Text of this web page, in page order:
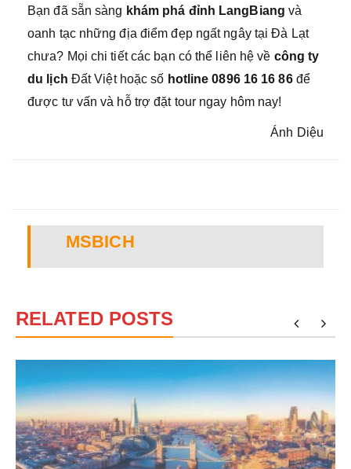
Bạn đã sẵn sàng khám phá đỉnh LangBiang và
oanh tạc những địa điểm đẹp ngất ngây tại Đà Lạt
chưa? Mọi chi tiết các bạn có thể liên hệ về công ty
du lịch Đất Việt hoặc số hotline 0896 16 16 86để
được tư vấn và hỗ trợ đặt tour ngay hôm nay!
Ánh Diệu
MSBICH
RELATED POSTS